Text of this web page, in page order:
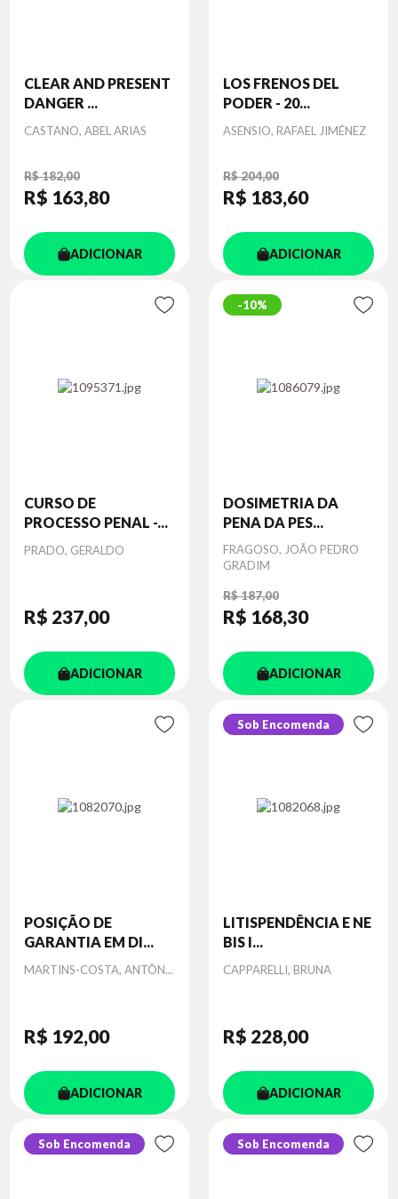
CLEAR AND PRESENT
DANGER ...
Autor
CASTANO, ABEL ARIAS
R$ 182,00
R$ 163,80
ADICIONAR
LOS FRENOS DEL
PODER - 20...
Autor
ASENSIO, RAFAEL JIMÉNEZ
R$ 204,00
R$ 183,60
ADICIONAR
CURSO DE
PROCESSO PENAL -...
Autor
PRADO, GERALDO
R$ 237,00
ADICIONAR
10%
DOSIMETRIA DA
PENA DA PES...
Autor
FRAGOSO, JOÃO PEDRO
GRADIM
R$ 187,00
R$ 168,30
ADICIONAR
POSIÇÃO DE
GARANTIA EM DI...
Autor
MARTINS-COSTA, ANTÔN...
R$ 192,00
ADICIONAR
Sob Encomenda
LITISPENDÊNCIA E NE
BIS I...
Autor
CAPPARELLI, BRUNA
R$ 228,00
ADICIONAR
Sob Encomenda Sob Encomenda